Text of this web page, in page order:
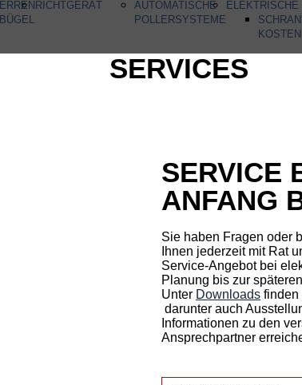
RICHTGERÄT
AUTOMATISCHE
POLLERSYSTEME
ELEKTRISCHE
KOSTEN
SERVICES
SERVICE
ANFANG
Sie haben Fragen oder
Ihnen jederzeit mit Rat
Service-Angebot bei
Planung bis zur
Unter Downloads finden
darunter auch
Informationen zu den
Ansprechpartner